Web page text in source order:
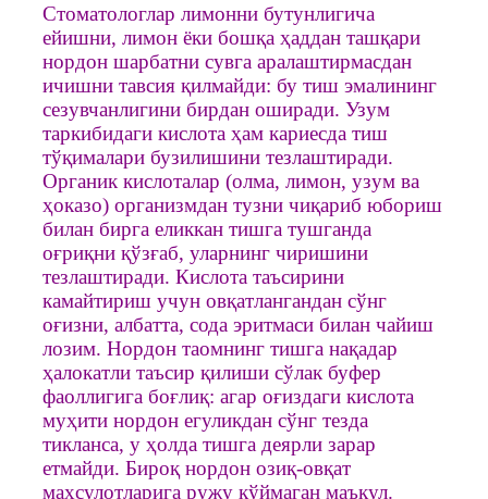
Стоматологлар лимонни бутунлигича
ейишни, лимон ёки бошқа ҳаддан ташқари
нордон шарбатни сувга аралаштирмасдан
ичишни тавсия қилмайди: бу тиш эмалининг
сезувчанлигини бирдан оширади. Узум
таркибидаги кислота ҳам кариесда тиш
тўқималари бузилишини тезлаштиради.
Органик кислоталар (олма, лимон, узум ва
ҳоказо) организмдан тузни чиқариб юбориш
билан бирга еликкан тишга тушганда
оғриқни қўзғаб, уларнинг чиришини
тезлаштиради. Кислота таъсирини
камайтириш учун овқатлангандан сўнг
оғизни, албатта, сода эритмаси билан чайиш
лозим. Нордон таомнинг тишга нақадар
ҳалокатли таъсир қилиши сўлак буфер
фаоллигига боғлиқ: агар оғиздаги кислота
муҳити нордон егуликдан сўнг тезда
тикланса, у ҳолда тишга деярли зарар
етмайди. Бироқ нордон озиқ-овқат
маҳсулотларига ружу қўймаган маъқул.